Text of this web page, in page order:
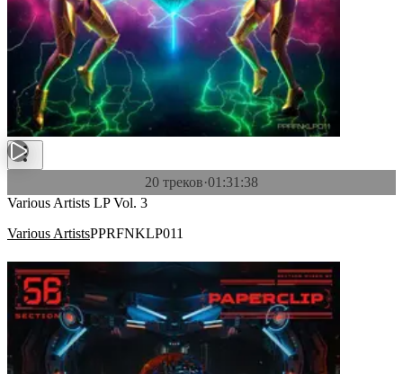
20 треков·01:31:38
Various Artists LP Vol. 3
Various ArtistsPPRFNKLP011